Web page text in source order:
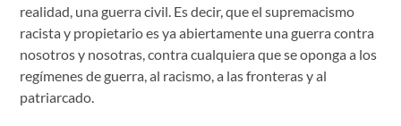
realidad, una guerra civil. Es decir, que el supremacismo
racista y propietario es ya abiertamente una guerra contra
nosotros y nosotras, contra cualquiera que se oponga a los
regímenes de guerra, al racismo, a las fronteras y al
patriarcado.